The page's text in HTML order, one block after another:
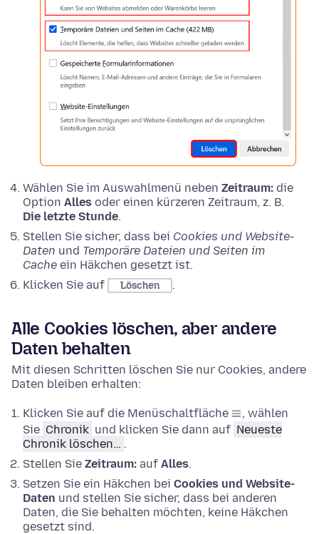
Wählen Sie im Auswahlmenü neben Zeitraum: die
Option Alles oder einen kürzeren Zeitraum, z. B.
Die letzte Stunde.
Stellen Sie sicher, dass bei Cookies und Website-
Daten und Temporäre Dateien und Seiten im
Cache ein Häkchen gesetzt ist.
Klicken Sie auf
Löschen .
Alle Cookies löschen, aber andere
Daten behalten
Mit diesen Schritten löschen Sie nur Cookies, andere
Daten bleiben erhalten:
Klicken Sie auf die Menüschaltfläche
, wählen
Sie Chronik und klicken Sie dann auf Neueste
Chronik löschen… .
Stellen Sie Zeitraum: auf Alles.
Setzen Sie ein Häkchen bei Cookies und Website-
Daten und stellen Sie sicher, dass bei anderen
Daten, die Sie behalten möchten, keine Häkchen
gesetzt sind.